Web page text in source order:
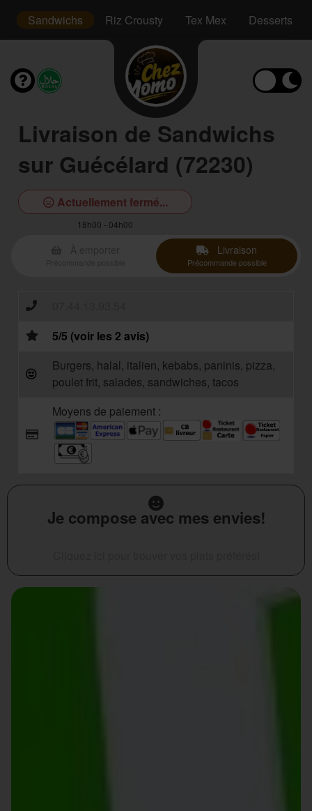
Sandwichs Riz Crousty Tex Mex Desserts
Livraison de Sandwichs
sur Guécélard (72230)
Actuellement fermé...
18h00 - 04h00
Livraison
Précommande possible
5/5 (voir les 2 avis)
Burgers, halal, italien, kebabs, paninis, pizza,
poulet frit, salades, sandwiches, tacos
Moyens de paiement :
Je compose avec mes envies!